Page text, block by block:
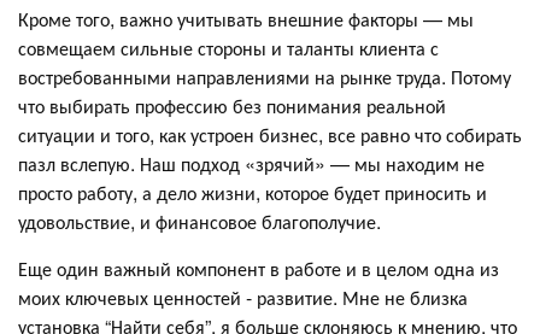
Кроме того, важно учитывать внешние факторы — мы
совмещаем сильные стороны и таланты клиента с
востребованными направлениями на рынке труда. Потому
что выбирать профессию без понимания реальной
ситуации и того, как устроен бизнес, все равно что собирать
пазл вслепую. Наш подход «зрячий» — мы находим не
просто работу, а дело жизни, которое будет приносить и
удовольствие, и финансовое благополучие.
Еще один важный компонент в работе и в целом одна из
моих ключевых ценностей - развитие. Мне не близка
установка “Найти себя”, я больше склоняюсь к мнению, что